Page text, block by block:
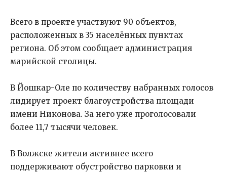
Всего в проекте участвуют 90 объектов,
расположенных в 35 населённых пунктах
региона. Об этом сообщает администрация
марийской столицы.
В Йошкар-Оле по количеству набранных голосов
лидирует проект благоустройства площади
имени Никонова. За него уже проголосовали
более 11,7 тысячи человек.
В Волжске жители активнее всего
поддерживают обустройство парковки и